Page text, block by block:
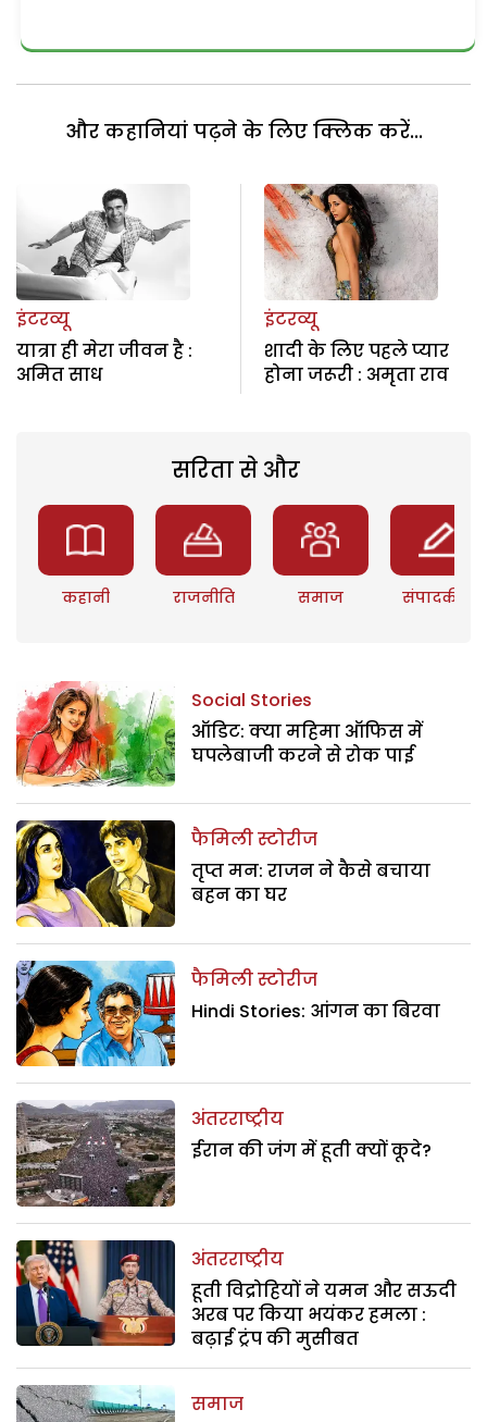
और कहानियां पढ़ने के लिए क्लिक करें...
इंटरव्यू
यात्रा ही मेरा जीवन है :
अमित साध
इंटरव्यू
शादी के लिए पहले प्यार
होना जरूरी : अमृता राव
सरिता से और
कहानी राजनीति समाज संपादकीय
Social Stories
ऑडिट: क्या महिमा ऑफिस में
घपलेबाजी करने से रोक पाई
फैमिली स्टोरीज
तृप्त मन: राजन ने कैसे बचाया
बहन का घर
फैमिली स्टोरीज
Hindi Stories: आंगन का बिरवा
अंतरराष्ट्रीय
ईरान की जंग में हूती क्यों कूदे?
अंतरराष्ट्रीय
हूती विद्रोहियों ने यमन और सऊदी
अरब पर किया भयंकर हमला :
बढ़ाई ट्रंप की मुसीबत
समाज